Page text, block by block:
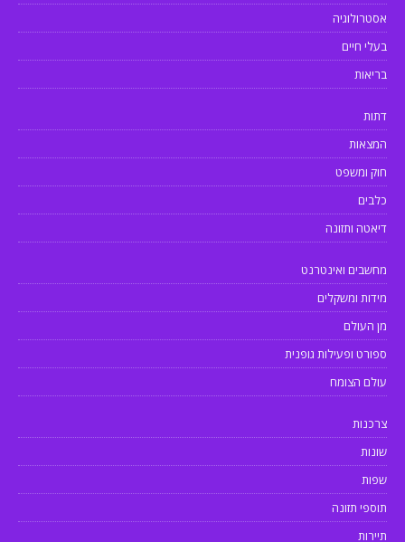
אסטרולוגיה
בעלי חיים
בריאות
דתות
המצאות
חוק ומשפט
כלבים
דיאטה ותזונה
מחשבים ואינטרנט
מידות ומשקלים
מן העולם
ספורט ופעילות גופנית
עולם הצומח
צרכנות
שונות
שפות
תוספי תזונה
תיירות